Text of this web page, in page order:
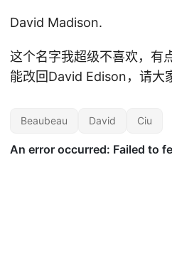
David Madison.
这个名字我超级不喜欢，有
能改回David Edison，请大
Beaubeau David Ciu